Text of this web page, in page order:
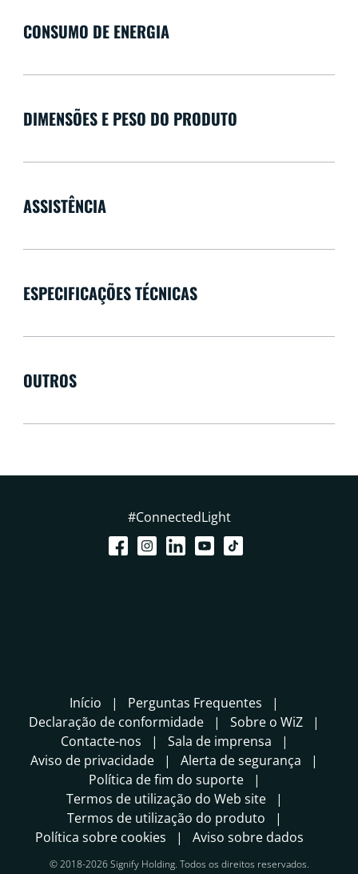
CONSUMO DE ENERGIA
DIMENSÕES E PESO DO PRODUTO
ASSISTÊNCIA
ESPECIFICAÇÕES TÉCNICAS
OUTROS
#ConnectedLight
Início
Perguntas Frequentes
Declaração de conformidade
Sobre o WiZ
Contacte-nos
Sala de imprensa
Aviso de privacidade
Alerta de segurança
Política de fim do suporte
Termos de utilização do Web site
Termos de utilização do produto
Política sobre cookies
Aviso sobre dados
© 2018-2026 Signify Holding. Todos os direitos reservados.